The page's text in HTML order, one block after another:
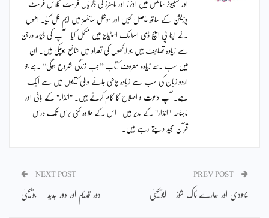
اور کمپیوٹر سائنس میں اونرز اور ماسٹرز کی ڈگریاں فرسٹ کلاس فرسٹ
پوزیشن کے ساتھ حاصل کیں اور سوشل سائنسز میں ایم فل کیا۔ انہوں
نے اپنا پی ایچ ڈی اسلامک اسٹیڈیز میں مکمل کیا۔ آپ کی ڈیڑھ درجن
سے زیادہ تصانیف ہیں جو لاکھوں کی تعداد میں شائع ہوچکی ہیں۔ ان
میں سب سے زیادہ معروف کتاب ’’جب زندگی شروع ہوگی‘‘ ہے جو
اردو زبان کی سب سے زیادہ پڑھی جانے والی کتابوں میں سے ایک
ہے۔ آپ دعوت و اصلاح کا کام کرتے ہیں۔ "انذار" کے بانی اور
ماہنامہ "انذار" کے مدیر ہیں۔ اس کے علاوہ کئی برس تک درس
قرآن مجید دیتے رہے ہیں۔
یہودی اور ہمارے ٹاک شوز ۔ ابویحییٰ
NEXT POST
دور قدیم اور دور جدید ۔ ابویحییٰ